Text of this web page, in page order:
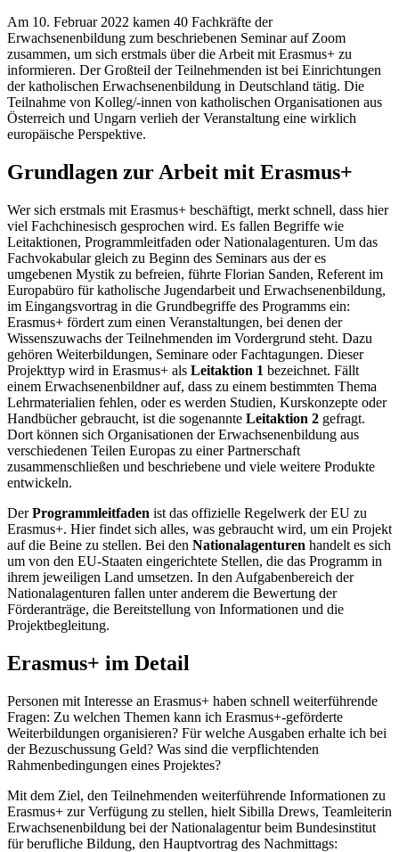
Am 10. Februar 2022 kamen 40 Fachkräfte der
Erwachsenenbildung zum beschriebenen Seminar auf Zoom
zusammen, um sich erstmals über die Arbeit mit Erasmus+ zu
informieren. Der Großteil der Teilnehmenden ist bei Einrichtungen
der katholischen Erwachsenenbildung in Deutschland tätig. Die
Teilnahme von Kolleg/-innen von katholischen Organisationen aus
Österreich und Ungarn verlieh der Veranstaltung eine wirklich
europäische Perspektive.
Grundlagen zur Arbeit mit Erasmus+
Wer sich erstmals mit Erasmus+ beschäftigt, merkt schnell, dass hier
viel Fachchinesisch gesprochen wird. Es fallen Begriffe wie
Leitaktionen, Programmleitfaden oder Nationalagenturen. Um das
Fachvokabular gleich zu Beginn des Seminars aus der es
umgebenen Mystik zu befreien, führte Florian Sanden, Referent im
Europabüro für katholische Jugendarbeit und Erwachsenenbildung,
im Eingangsvortrag in die Grundbegriffe des Programms ein:
Erasmus+ fördert zum einen Veranstaltungen, bei denen der
Wissenszuwachs der Teilnehmenden im Vordergrund steht. Dazu
gehören Weiterbildungen, Seminare oder Fachtagungen. Dieser
Projekttyp wird in Erasmus+ als Leitaktion 1 bezeichnet. Fällt
einem Erwachsenenbildner auf, dass zu einem bestimmten Thema
Lehrmaterialien fehlen, oder es werden Studien, Kurskonzepte oder
Handbücher gebraucht, ist die sogenannte Leitaktion 2 gefragt.
Dort können sich Organisationen der Erwachsenenbildung aus
verschiedenen Teilen Europas zu einer Partnerschaft
zusammenschließen und beschriebene und viele weitere Produkte
entwickeln.
DerProgrammleitfaden ist das offizielle Regelwerk der EU zu
Erasmus+. Hier findet sich alles, was gebraucht wird, um ein Projekt
auf die Beine zu stellen. Bei den Nationalagenturen handelt es sich
um von den EU-Staaten eingerichtete Stellen, die das Programm in
ihrem jeweiligen Land umsetzen. In den Aufgabenbereich der
Nationalagenturen fallen unter anderem die Bewertung der
Förderanträge, die Bereitstellung von Informationen und die
Projektbegleitung.
Erasmus+ im Detail
Personen mit Interesse an Erasmus+ haben schnell weiterführende
Fragen: Zu welchen Themen kann ich Erasmus+-geförderte
Weiterbildungen organisieren? Für welche Ausgaben erhalte ich bei
der Bezuschussung Geld? Was sind die verpflichtenden
Rahmenbedingungen eines Projektes?
Mit dem Ziel, den Teilnehmenden weiterführende Informationen zu
Erasmus+ zur Verfügung zu stellen, hielt Sibilla Drews, Teamleiterin
Erwachsenenbildung bei der Nationalagentur beim Bundesinstitut
für berufliche Bildung, den Hauptvortrag des Nachmittags: